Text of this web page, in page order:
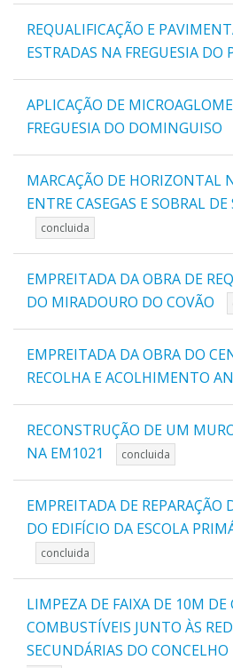
REQUALIFICAÇÃO E
ESTRADAS NA FREGUESIA DO
APLICAÇÃO DE
FREGUESIA DO DOMINGUISO
MARCAÇÃO DE HORIZONTAL
ENTRE CASEGAS E SOBRAL
concluida
EMPREITADA DA OBRA DE
DO MIRADOURO DO COVÃO
EMPREITADA DA OBRA DO
RECOLHA E ACOLHIMENTO
RECONSTRUÇÃO DE UM
NA EM1021
concluida
EMPREITADA DE REPARAÇÃO
DO EDIFÍCIO DA ESCOLA
concluida
LIMPEZA DE FAIXA DE 10M DE
COMBUSTÍVEIS JUNTO ÀS
SECUNDÁRIAS DO